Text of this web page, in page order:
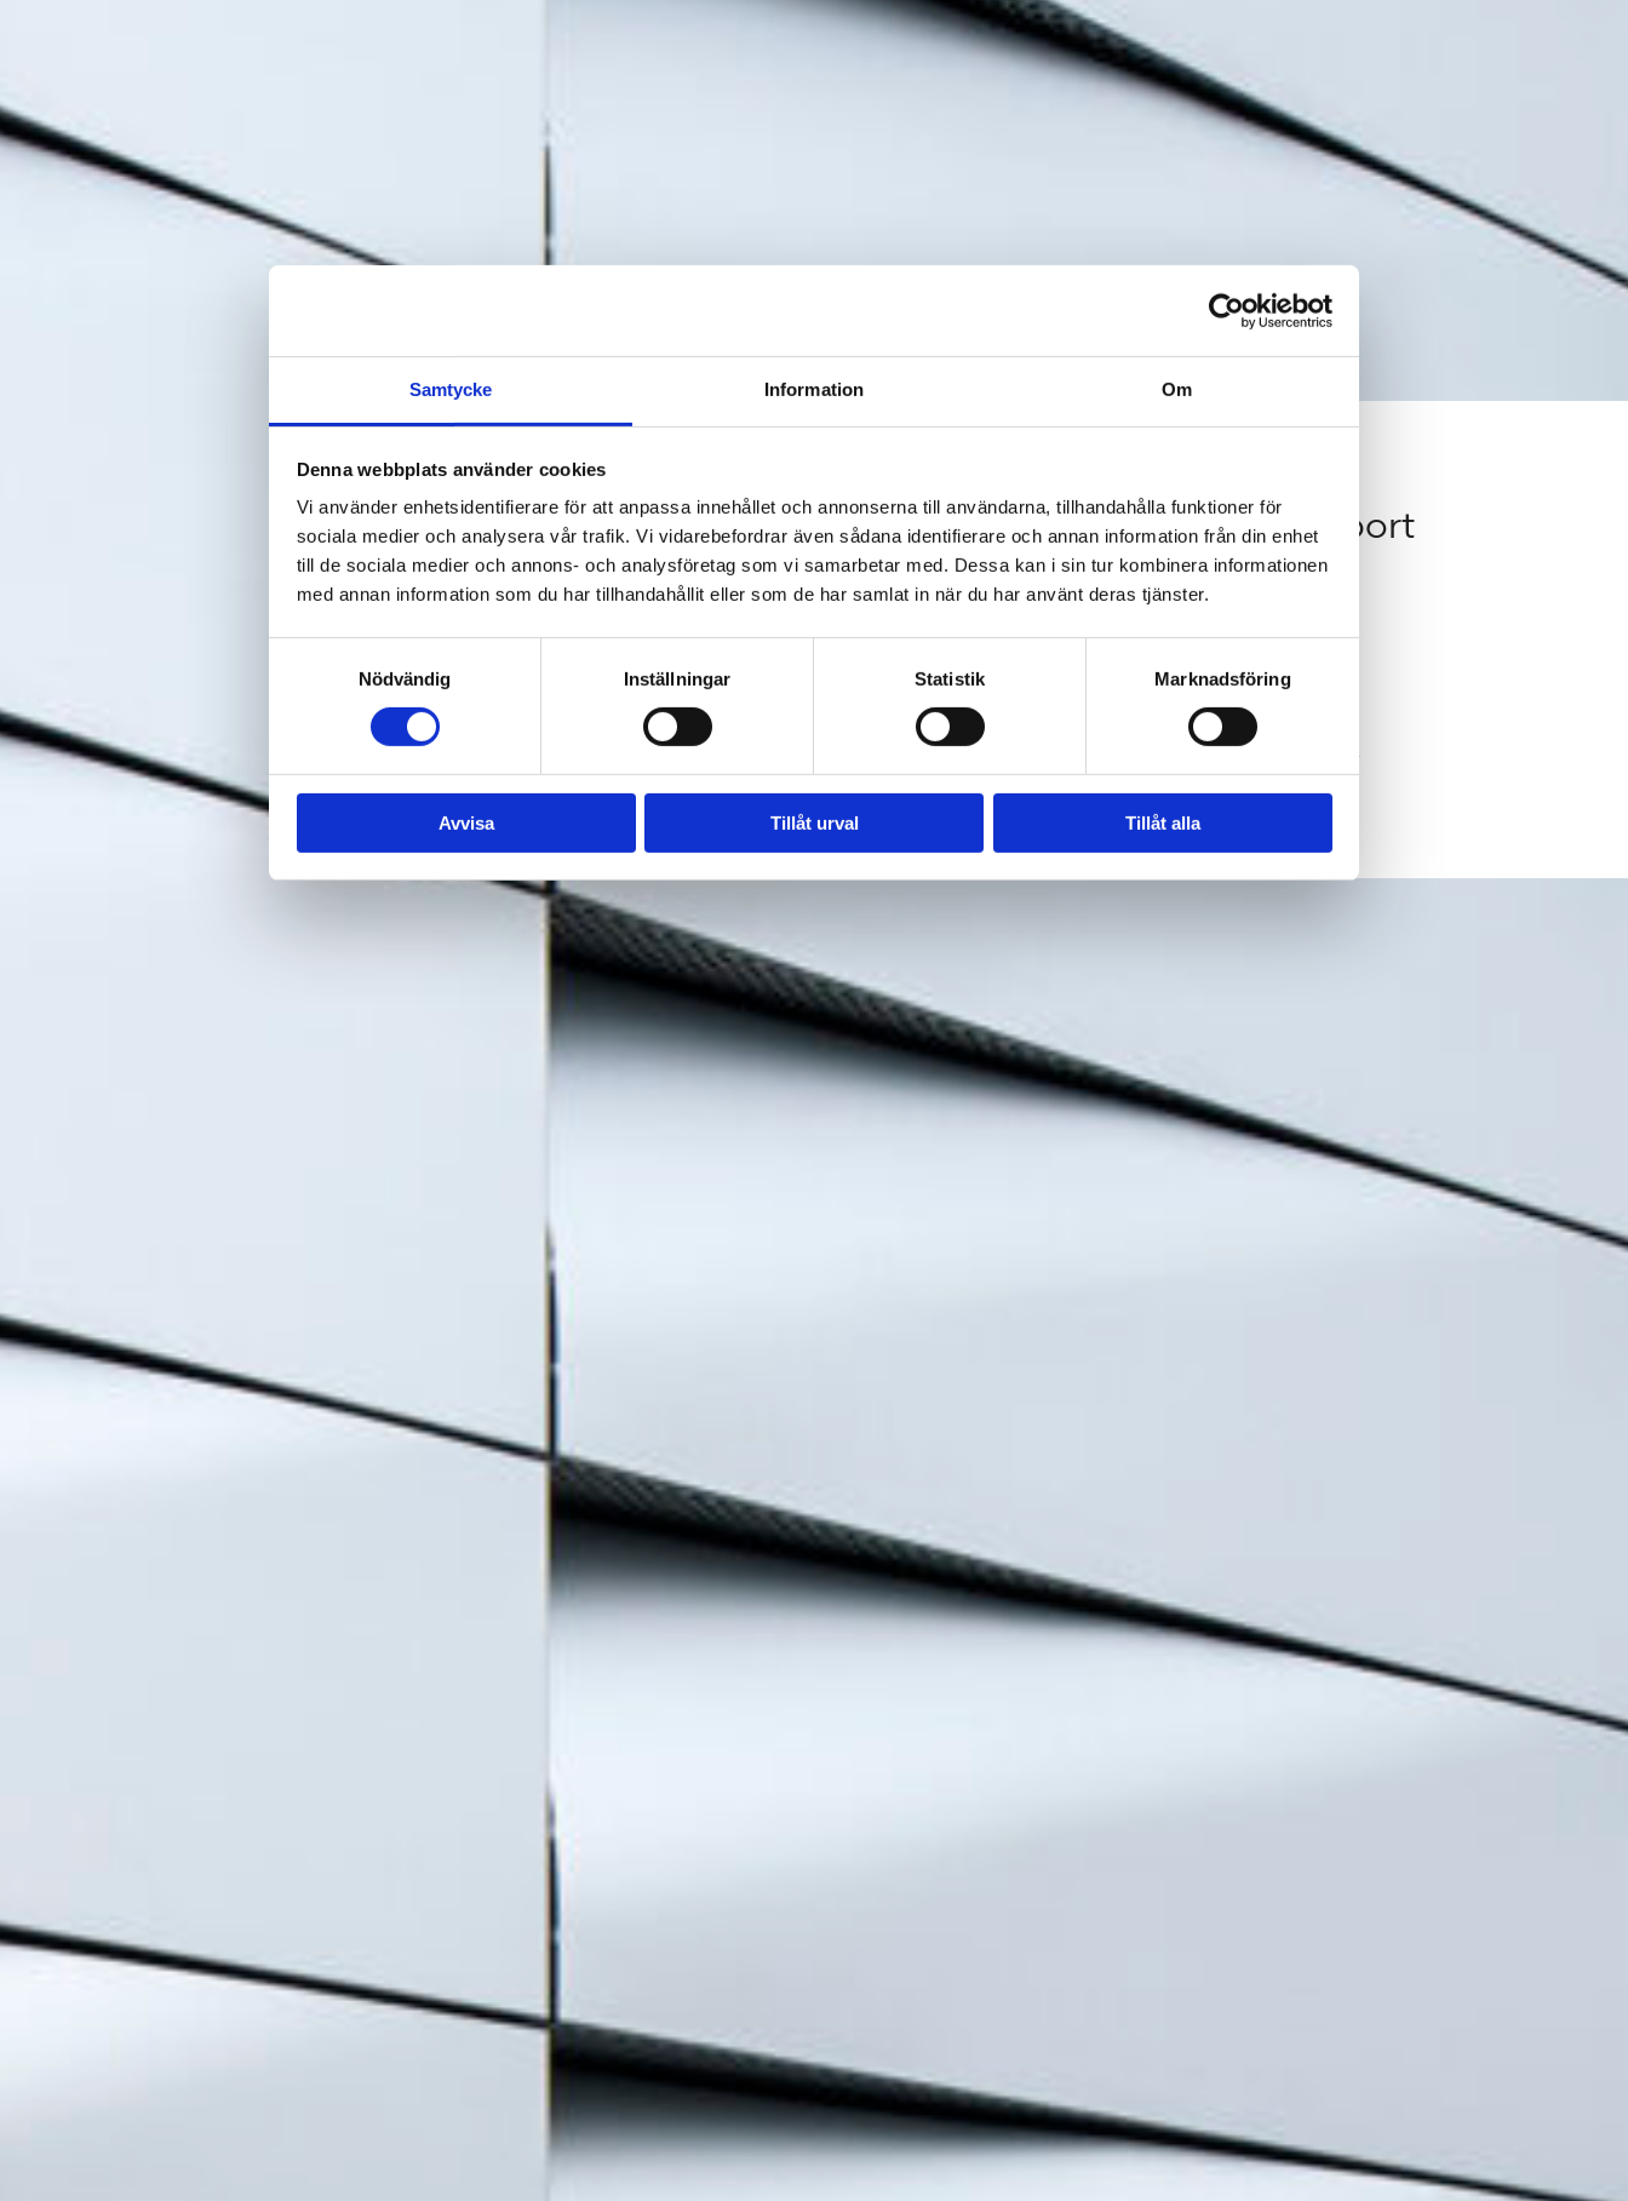
Samtycke Information Om
Denna webbplats använder cookies
Vi använder enhetsidentifierare för att anpassa innehållet och annonserna till användarna, tillhandahålla funktioner för
sociala medier och analysera vår trafik. Vi vidarebefordrar även sådana identifierare och annan information från din enhet
till de sociala medier och annons- och analysföretag som vi samarbetar med. Dessa kan i sin tur kombinera informationen
med annan information som du har tillhandahållit eller som de har samlat in när du har använt deras tjänster.
Nödvändig
Inställningar Statistik Marknadsföring
Avvisa Tillåt urval Tillåt alla
Projekt Porten, Stockholm Arlanda Airport
MOT NYA
HORISONTER